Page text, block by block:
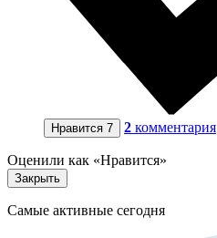
Нравится 7 2 комментария
Оценили как «Нравится»
Закрыть
Самые активные сегодня